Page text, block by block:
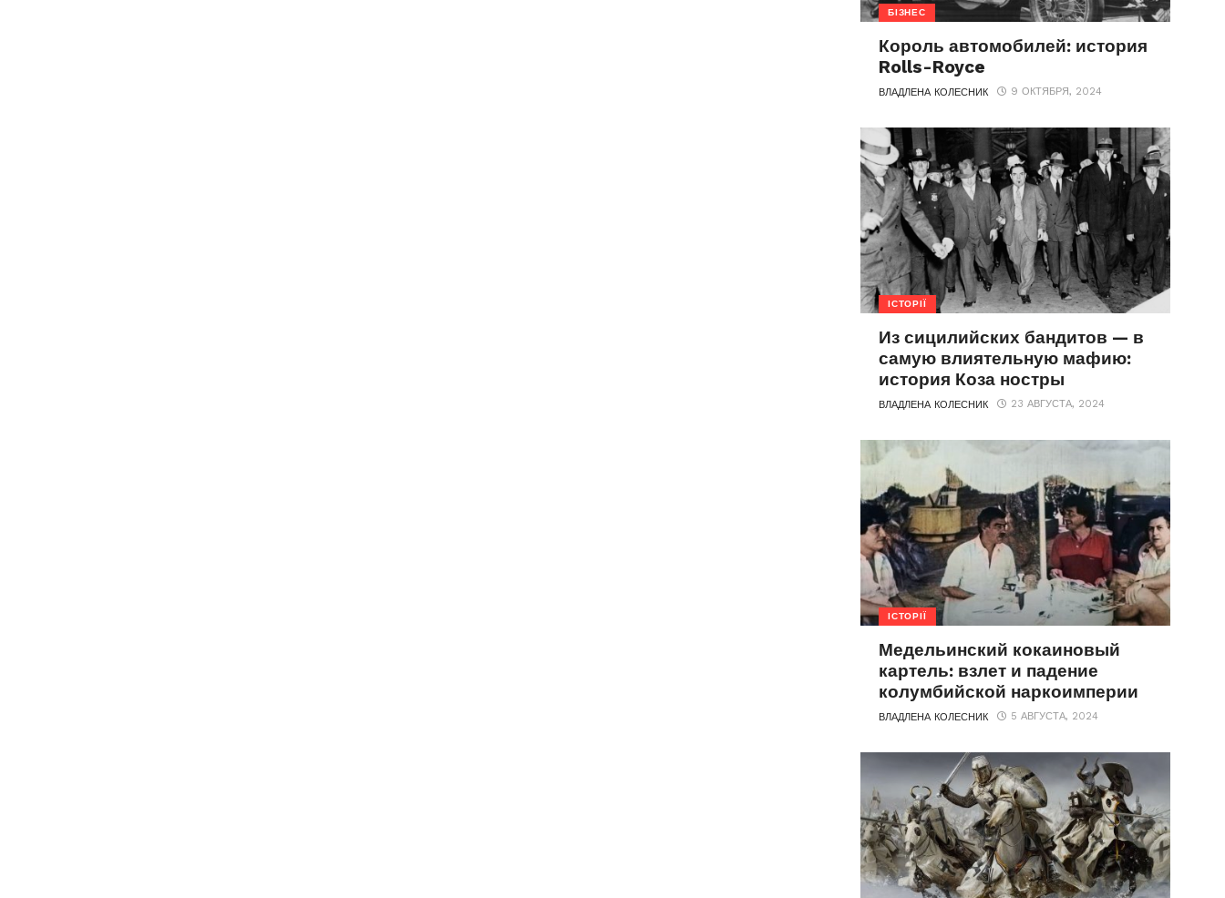
БІЗНЕС
Король автомобилей: история
Rolls-Royce
ВЛАДЛЕНА КОЛЕСНИК 9 ОКТЯБРЯ, 2024
ІСТОРІЇ
Из сицилийских бандитов — в
самую влиятельную мафию:
история Коза ностры
ВЛАДЛЕНА КОЛЕСНИК 23 АВГУСТА, 2024
ІСТОРІЇ
Медельинский кокаиновый
картель: взлет и падение
колумбийской наркоимперии
ВЛАДЛЕНА КОЛЕСНИК 5 АВГУСТА, 2024